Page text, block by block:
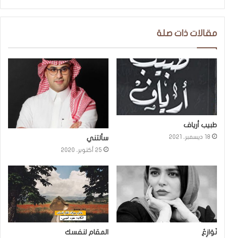
مقالات ذات صلة
طبيب أرياف
18 ديسمبر، 2021 سألتني
25 أكتوبر، 2020
نَوَازِعُ المقام لنفسك